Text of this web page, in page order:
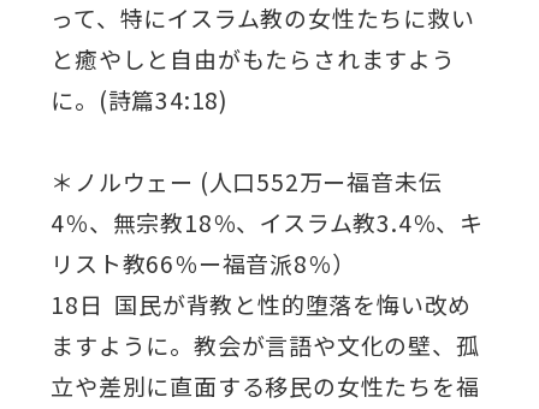
って、特にイスラム教の女性たちに救い
と癒やしと自由がもたらされますよう
に。(詩篇34:18)
＊ノルウェー (人口552万ー福音未伝
4％、無宗教18％、イスラム教3.4％、キ
リスト教66％ー福音派8％）
18日 国民が背教と性的堕落を悔い改め
ますように。教会が言語や文化の壁、孤
立や差別に直面する移民の女性たちを福